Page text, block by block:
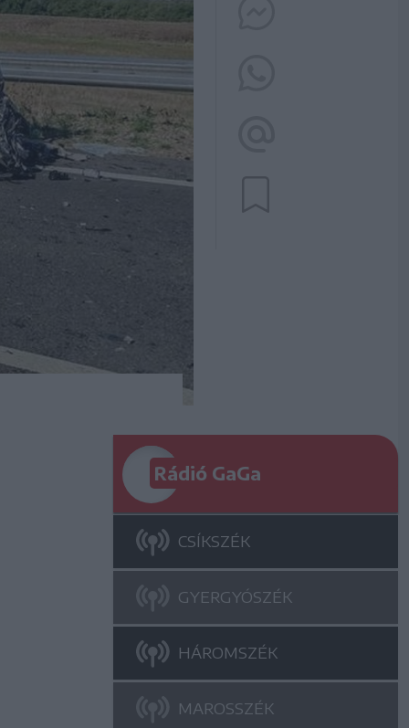
Rádió GaGa
CSÍKSZÉK
GYERGYÓSZÉK
HÁROMSZÉK
MAROSSZÉK